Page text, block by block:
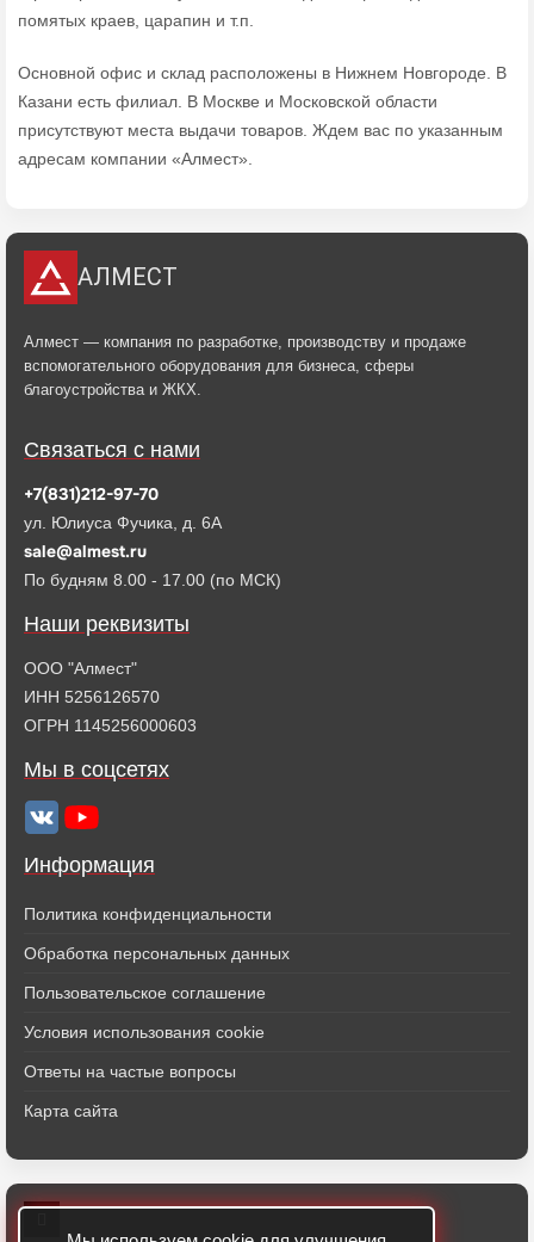
помятых краев, царапин и т.п.
Основной офис и склад расположены в Нижнем Новгороде. В
Казани есть филиал. В Москве и Московской области
присутствуют места выдачи товаров. Ждем вас по указанным
адресам компании «Алмест».
АЛМЕСТ
Алмест — компания по разработке, производству и продаже
вспомогательного оборудования для бизнеса, сферы
благоустройства и ЖКХ.
Информация
Политика конфиденциальности
Обработка персональных данных
Пользовательское соглашение
Условия использования cookie
Ответы на частые вопросы
Карта сайта
Связаться с нами
+7(831)212-97-70
ул. Юлиуса Фучика, д. 6А
sale@almest.ru
По будням 8.00 - 17.00 (по МСК)
Наши реквизиты
ООО "Алмест"
ИНН 5256126570
ОГРН 1145256000603
Мы в соцсетях